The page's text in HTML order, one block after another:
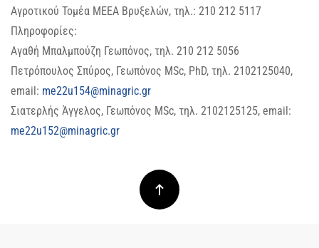
Αγροτικού Τομέα ΜΕΕΑ Βρυξελών, τηλ.: 210 212 5117
Πληροφορίες:
Αγαθή Μπαλμπούζη Γεωπόνος, τηλ. 210 212 5056
Πετρόπουλος Σπύρος, Γεωπόνος MSc, PhD, τηλ. 2102125040,
email: me22u154@minagric.gr
Σιατερλής Άγγελος, Γεωπόνος MSc, τηλ. 2102125125, email:
me22u152@minagric.gr